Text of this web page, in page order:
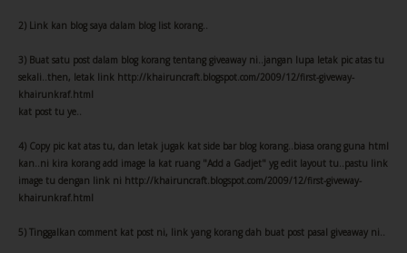
2) Link kan blog saya dalam blog list korang..
3) Buat satu post dalam blog korang tentang giveaway ni..jangan lupa letak pic atas tu
sekali..then, letak link http://khairuncraft.blogspot.com/2009/12/first-giveway-
khairunkraf.html
kat post tu ye..
4) Copy pic kat atas tu, dan letak jugak kat side bar blog korang..biasa orang guna html
kan..ni kira korang add image la kat ruang "Add a Gadjet" yg edit layout tu..pastu link
image tu dengan link ni http://khairuncraft.blogspot.com/2009/12/first-giveway-
khairunkraf.html
5) Tinggalkan comment kat post ni, link yang korang dah buat post pasal giveaway ni..